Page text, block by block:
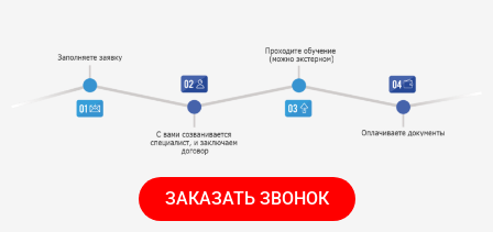
ЗАКАЗАТЬ ЗВОНОК